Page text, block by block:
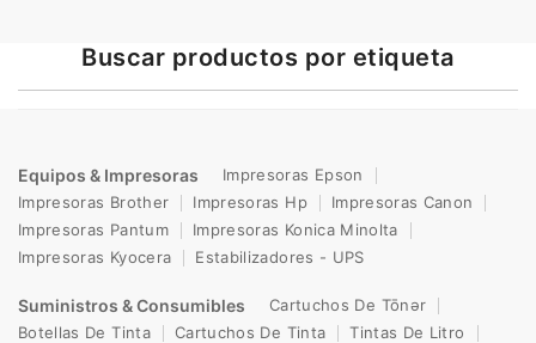
Buscar productos por etiqueta
Equipos & Impresoras
Impresoras Epson
Impresoras Brother
Impresoras Hp
Impresoras Canon
Impresoras Pantum
Impresoras Konica Minolta
Impresoras Kyocera
Estabilizadores - UPS
Suministros & Consumibles
Cartuchos De Tōnər
Botellas De Tinta
Cartuchos De Tinta
Tintas De Litro